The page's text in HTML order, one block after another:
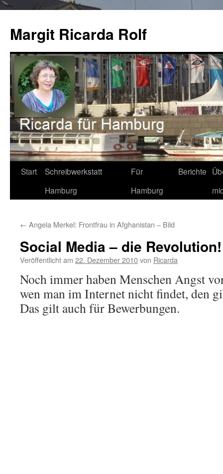
springen
Margit Ricarda Rolf
Start
Schreibwerkstatt
Hamburg
Für
Hamburg
Berichte
← Angela Merkel: Frontfrau in Afghanistan – Bild
Social Media – die Revolution!
Veröffentlicht am 22. Dezember 2010von Ricarda
Noch immer haben Menschen Angst
wen man im Internet nicht findet, den
Das gilt auch für Bewerbungen.